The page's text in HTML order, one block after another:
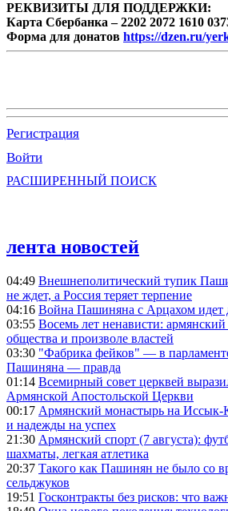
РЕКВИЗИТЫ ДЛЯ ПОДДЕРЖКИ:
Карта Сбербанка – 2202 2072 1610
Форма для донатов https://dzen.ru/
Регистрация
Войти
РАСШИРЕННЫЙ ПОИСК
лента новостей
04:49 Внешнеполитический тупик
не ждет, а Россия теряет терпение
04:16 Война Пашиняна с Арцахом идет
03:55 Восемь лет ненависти: армянский
общества и произволе властей
03:30 "Фабрика фейков" — в
Пашиняна — правда
01:14 Всемирный совет церквей
Армянской Апостольской Церкви
00:17 Армянский монастырь на Иссык-
и надежды на успех
21:30 Армянский спорт (7 августа):
шахматы, легкая атлетика
20:37 Такого как Пашинян не было со
сельджуков
19:51 Госконтракты без рисков: что